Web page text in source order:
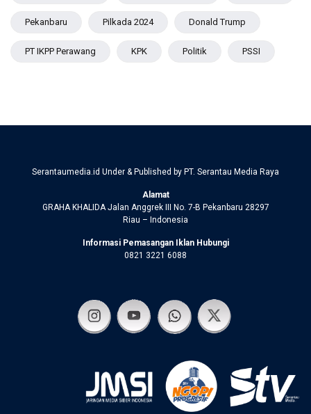
Pekanbaru Pilkada 2024 Donald Trump
PT IKPP Perawang KPK Politik PSSI
Serantaumedia.id Under & Published by PT. Serantau Media Raya
Alamat
GRAHA KHALIDA Jalan Anggrek III No. 7-B Pekanbaru 28297
Riau – Indonesia
Informasi Pemasangan Iklan Hubungi
0821 3221 6088